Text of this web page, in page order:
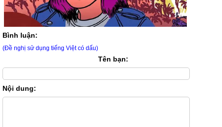
Bình luận:
(Đề nghị sử dụng tiếng Việt có dấu)
Tên bạn:
Nội dung: